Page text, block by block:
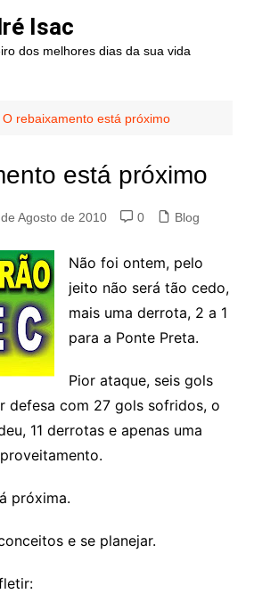
Isac
dos melhores dias da sua vida
O rebaixamento está próximo
está próximo
Agosto de 2010 0 Blog
Não foi ontem, pelo
jeito não será tão cedo,
mais uma derrota, 2 a 1
para a Ponte Preta.
Pior ataque, seis gols
defesa com 27 gols sofridos, o
11 derrotas e apenas uma
próxima.
e se planejar.